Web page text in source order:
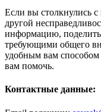
Если вы столкнулись
другой
информацию,
требующими общего
удобным вам способом
вам помочь.
Контактные данные: